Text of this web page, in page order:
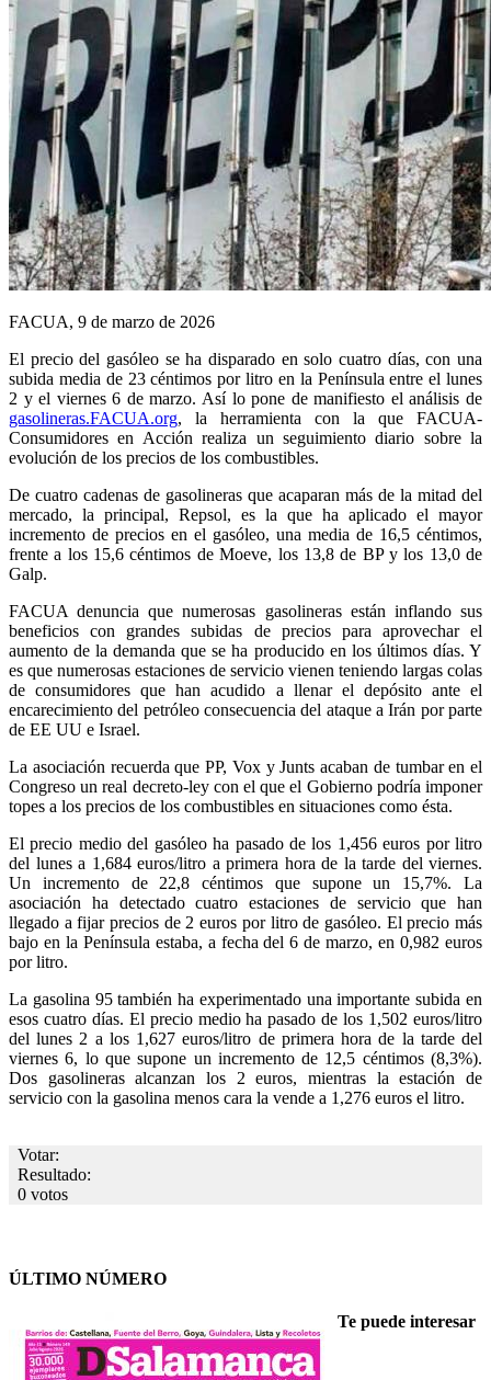
FACUA, 9 de marzo de 2026
El precio del gasóleo se ha disparado en solo cuatro días, con una
subida media de 23 céntimos por litro en la Península entre el lunes
2 y el viernes 6 de marzo. Así lo pone de manifiesto el análisis de
gasolineras.FACUA.org, la herramienta con la que FACUA-
Consumidores en Acción realiza un seguimiento diario sobre la
evolución de los precios de los combustibles.
De cuatro cadenas de gasolineras que acaparan más de la mitad del
mercado, la principal, Repsol, es la que ha aplicado el mayor
incremento de precios en el gasóleo, una media de 16,5 céntimos,
frente a los 15,6 céntimos de Moeve, los 13,8 de BP y los 13,0 de
Galp.
FACUA denuncia que numerosas gasolineras están inflando sus
beneficios con grandes subidas de precios para aprovechar el
aumento de la demanda que se ha producido en los últimos días. Y
es que numerosas estaciones de servicio vienen teniendo largas colas
de consumidores que han acudido a llenar el depósito ante el
encarecimiento del petróleo consecuencia del ataque a Irán por parte
de EE UU e Israel.
La asociación recuerda que PP, Vox y Junts acaban de tumbar en el
Congreso un real decreto-ley con el que el Gobierno podría imponer
topes a los precios de los combustibles en situaciones como ésta.
El precio medio del gasóleo ha pasado de los 1,456 euros por litro
del lunes a 1,684 euros/litro a primera hora de la tarde del viernes.
Un incremento de 22,8 céntimos que supone un 15,7%. La
asociación ha detectado cuatro estaciones de servicio que han
llegado a fijar precios de 2 euros por litro de gasóleo. El precio más
bajo en la Península estaba, a fecha del 6 de marzo, en 0,982 euros
por litro.
La gasolina 95 también ha experimentado una importante subida en
esos cuatro días. El precio medio ha pasado de los 1,502 euros/litro
del lunes 2 a los 1,627 euros/litro de primera hora de la tarde del
viernes 6, lo que supone un incremento de 12,5 céntimos (8,3%).
Dos gasolineras alcanzan los 2 euros, mientras la estación de
servicio con la gasolina menos cara la vende a 1,276 euros el litro.
Votar:
Resultado:
0 votos
ÚLTIMO NÚMERO
Te puede interesar